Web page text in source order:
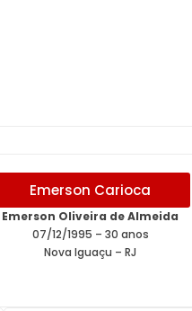
Emerson Carioca
Emerson Oliveira de Almeida
07/12/1995 – 30 anos
Nova Iguaçu – RJ